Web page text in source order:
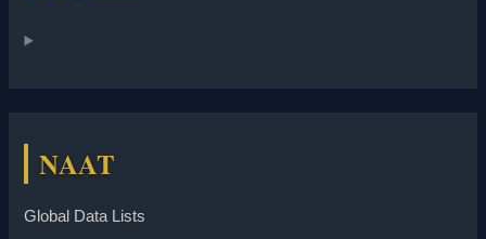
NAAT
Global Data Lists